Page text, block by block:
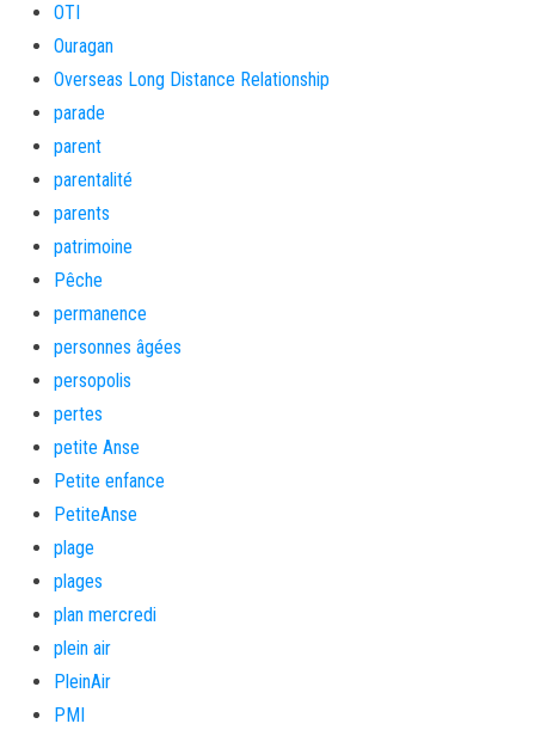
OTI
Ouragan
Overseas Long Distance Relationship
parade
parent
parentalité
parents
patrimoine
Pêche
permanence
personnes âgées
persopolis
pertes
petite Anse
Petite enfance
PetiteAnse
plage
plages
plan mercredi
plein air
PleinAir
PMI